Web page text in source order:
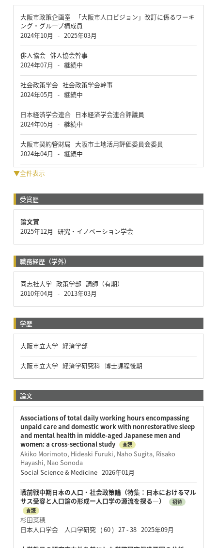
大阪市政策企画室 「大阪市人口ビジョン」改訂に係るワーキ
ング・グループ構成員
2024年10月
- 2025年03月
俳人協会 俳人協会幹事
2024年07月
- 継続中
社会政策学会 社会政策学会幹事
2024年05月
- 継続中
日本経済学会連合 日本経済学会連合評議員
2024年05月
- 継続中
大阪市契約管財局 大阪市土地活用評価委員会委員
2024年04月
- 継続中
▼全件表示
受賞歴
論文賞
2025年12月 研究・イノベーション学会
職務経歴（学外）
同志社大学 政策学部 講師（有期）
2010年04月
- 2013年03月
学歴
大阪市立大学 経済学部
大阪市立大学 経済学研究科 博士課程後期
論文
Associations of total daily working hours encompassing
unpaid care and domestic work with nonrestorative sleep
and mental health in middle-aged Japanese men and
women: a cross-sectional study
査読
Akiko Morimoto, Hideaki Furuki, Naho Sugita, Risako
Hayashi, Nao Sonoda
Social Science & Medicine 2026年01月
戦前戦中期日本の人口・社会政策論（特集：日本におけるマル
サス受容と人口論の形成ー人口学の源流を探る―）
招待
査読
杉田菜穂
日本人口学会 人口学研究 ( 60 ) 27 - 38 2025年09月